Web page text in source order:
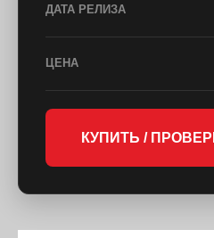
ДАТА РЕЛИЗА
ЦЕНА
КУПИТЬ /